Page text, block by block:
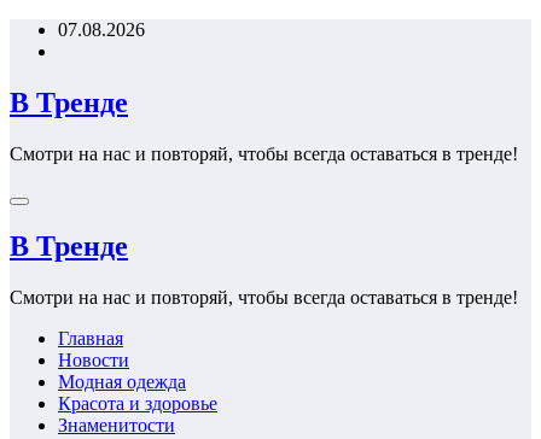
Перейти07.08.2026
В Тренде
Смотри на нас и повторяй, чтобы всегда оставаться в тренде!
В Тренде
Смотри на нас и повторяй, чтобы всегда оставаться в тренде!
Главная
Новости
Модная одежда
Красота и здоровье
Знаменитости